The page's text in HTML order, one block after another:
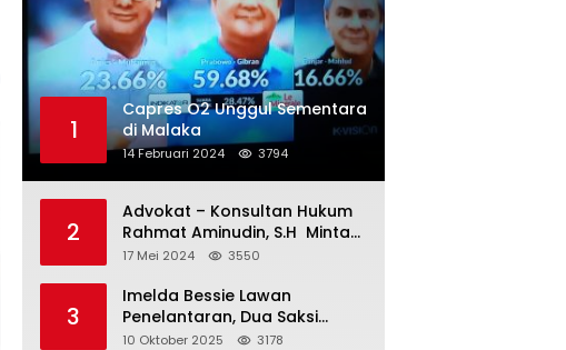
1
Capres O2 Unggul Sementara
di Malaka
14 Februari 2024 3794
2
Advokat – Konsultan Hukum
Rahmat Aminudin, S.H Minta
“Polisi Segara Tuntaskan
17 Mei 2024 3550
3
Imelda Bessie Lawan
Penelantaran, Dua Saksi
Diperiksa
10 Oktober 2025 3178